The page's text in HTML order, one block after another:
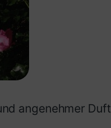
angenehmer Duft